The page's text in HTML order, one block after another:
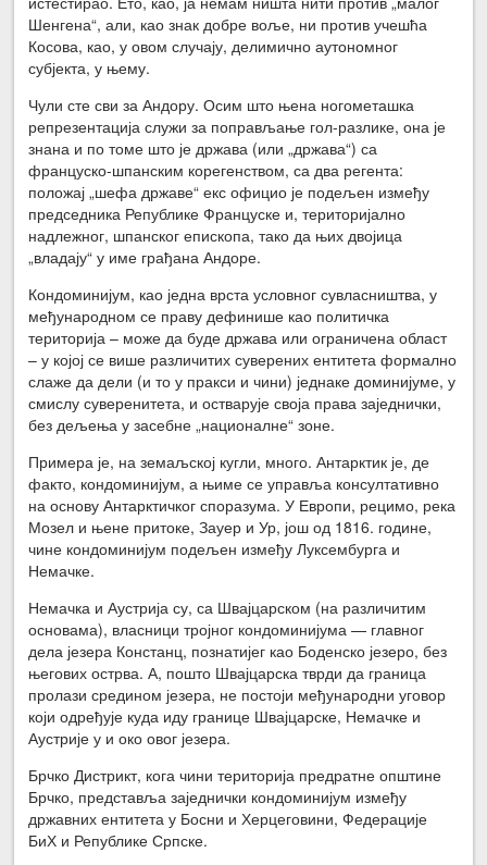
Шенгена“, али, као знак добре воље, ни против учешћа
Косова, као, у овом случају, делимично аутономног
субјекта, у њему.
Чули сте сви за Андору. Осим што њена ногометашка
репрезентација служи за поправљање гол-разлике, она је
знана и по томе што је држава (или „држава“) са
француско-шпанским корегенством, са два регента:
положај „шефа државе“ екс официо је подељен између
председника Републике Француске и, територијално
надлежног, шпанског епископа, тако да њих двојица
„владају“ у име грађана Андоре.
Кондоминијум, као једна врста условног сувласништва, у
међународном се праву дефинише као политичка
територија – може да буде држава или ограничена област
– у којој се више различитих суверених ентитета формално
слаже да дели (и то у пракси и чини) једнаке доминијуме, у
смислу суверенитета, и остварује своја права заједнички,
без дељења у засебне „националне“ зоне.
Примера је, на земаљској кугли, много. Антарктик је, де
факто, кондоминијум, а њиме се управља консултативно
на основу Антарктичког споразума. У Европи, рецимо, река
Мозел и њене притоке, Зауер и Ур, још од 1816. године,
чине кондоминијум подељен између Луксембурга и
Немачке.
Немачка и Аустрија су, са Швајцарском (на различитим
основама), власници тројног кондоминијума — главног
дела језера Констанц, познатијег као Боденско језеро, без
његових острва. А, пошто Швајцарска тврди да граница
пролази средином језера, не постоји међународни уговор
који одређује куда иду границе Швајцарске, Немачке и
Аустрије у и око овог језера.
Брчко Дистрикт, кога чини територија предратне општине
Брчко, представља заједнички кондоминијум између
државних ентитета у Босни и Херцеговини, Федерације
БиХ и Републике Српске.